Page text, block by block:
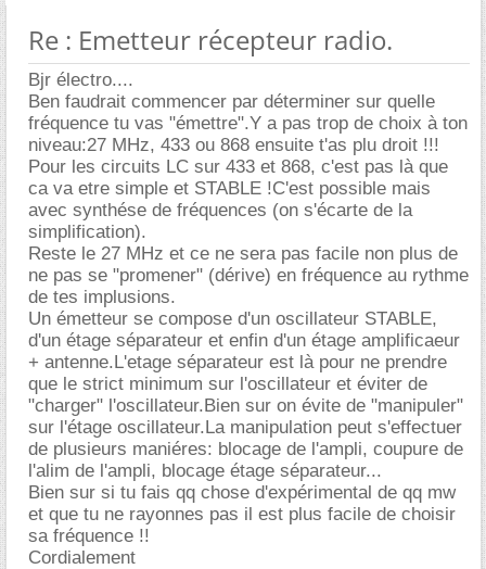
Re : Emetteur récepteur radio.
Bjr électro....
Ben faudrait commencer par déterminer sur quelle
fréquence tu vas "émettre".Y a pas trop de choix à ton
niveau:27 MHz, 433 ou 868 ensuite t'as plu droit !!!
Pour les circuits LC sur 433 et 868, c'est pas là que
ca va etre simple et STABLE !C'est possible mais
avec synthése de fréquences (on s'écarte de la
simplification).
Reste le 27 MHz et ce ne sera pas facile non plus de
ne pas se "promener" (dérive) en fréquence au rythme
de tes implusions.
Un émetteur se compose d'un oscillateur STABLE,
d'un étage séparateur et enfin d'un étage amplificaeur
+ antenne.L'etage séparateur est là pour ne prendre
que le strict minimum sur l'oscillateur et éviter de
"charger" l'oscillateur.Bien sur on évite de "manipuler"
sur l'étage oscillateur.La manipulation peut s'effectuer
de plusieurs maniéres: blocage de l'ampli, coupure de
l'alim de l'ampli, blocage étage séparateur...
Bien sur si tu fais qq chose d'expérimental de qq mw
et que tu ne rayonnes pas il est plus facile de choisir
sa fréquence !!
Cordialement